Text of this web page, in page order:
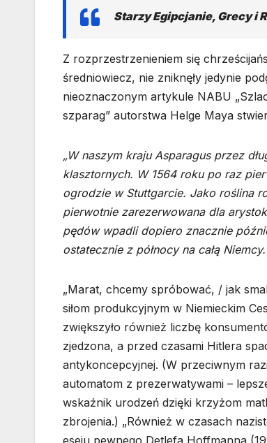
Starzy Egipcjanie, Grecy i
Z rozprzestrzenieniem się
średniowiecz, nie zniknęły jedynie
nieoznaczonym artykule NABU
szparag” autorstwa Helge Maya
„W naszym kraju Asparagus przez
klasztornych. W 1564 roku po raz
ogrodzie w Stuttgarcie. Jako roślina
pierwotnie zarezerwowana dla
pędów wpadli dopiero znacznie
ostatecznie z północy na całą
„Marat, chcemy spróbować, / jak
siłom produkcyjnym w Niemieckim
zwiększyło również liczbę
zjedzona, a przed czasami Hitlera
antykoncepcyjnej. (W przeciwnym
automatom z prezerwatywami –
wskaźnik urodzeń dzięki krzyżom
zbrojenia.) „Również w czasach